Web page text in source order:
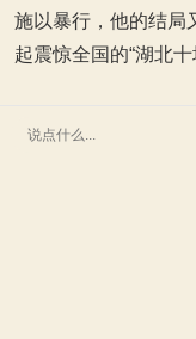
施以暴行，他的结局
起震惊全国的“湖北十